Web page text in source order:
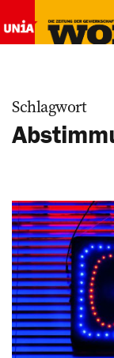
Schlagwort